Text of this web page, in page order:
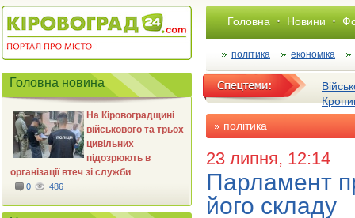
Головна Новини
політика економіка
політика
23 липня, 12:14
Парламент
його складу
Головна новина
На Кіровоградщині
військового та трьох
цивільних
підозрюють в
організації втеч зі служби
0 486